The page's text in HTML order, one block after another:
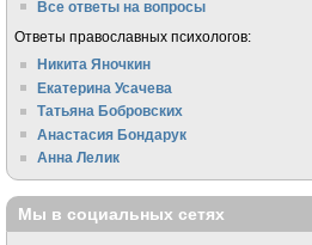
Все ответы на вопросы
Ответы православных психологов:
Никита Яночкин
Екатерина Усачева
Татьяна Бобровских
Анастасия Бондарук
Анна Лелик
Мы в социальных сетях